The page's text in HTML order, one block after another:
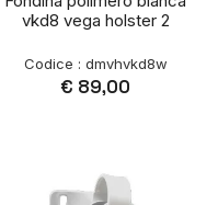
vkd8 vega holster 2
Codice : dmvhvkd8w
€ 89,00